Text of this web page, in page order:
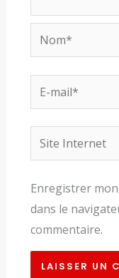
Nom*
mail*
Site
Internet
Enregistrer
dans le
commentaire.